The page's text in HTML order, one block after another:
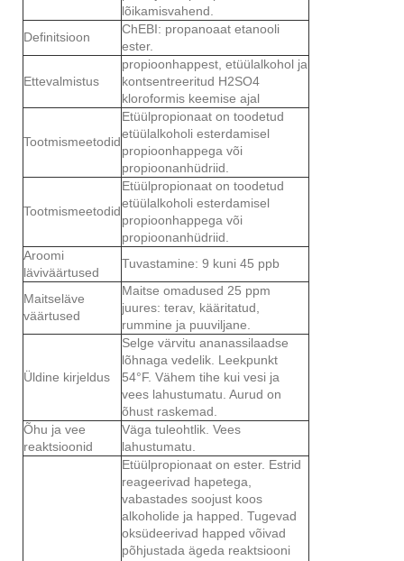
lõikamisvahend.
Definitsioon
ChEBI: propanoaat etanooli
ester.
Ettevalmistus
propioonhappest, etüülalkohol ja
kontsentreeritud H2SO4
kloroformis keemise ajal
Tootmismeetodid
Etüülpropionaat on toodetud
etüülalkoholi esterdamisel
propioonhappega või
propioonanhüdriid.
Tootmismeetodid
Etüülpropionaat on toodetud
etüülalkoholi esterdamisel
propioonhappega või
propioonanhüdriid.
Aroomi
läviväärtused
Tuvastamine: 9 kuni 45 ppb
Maitseläve
väärtused
Maitse omadused 25 ppm
juures: terav, kääritatud,
rummine ja puuviljane.
Üldine kirjeldus
Selge värvitu ananassilaadse
lõhnaga vedelik. Leekpunkt
54°F. Vähem tihe kui vesi ja
vees lahustumatu. Aurud on
õhust raskemad.
Õhu ja vee
reaktsioonid
Väga tuleohtlik. Vees
lahustumatu.
Etüülpropionaat on ester. Estrid
reageerivad hapetega,
vabastades soojust koos
alkoholide ja happed. Tugevad
oksüdeerivad happed võivad
põhjustada ägeda reaktsiooni